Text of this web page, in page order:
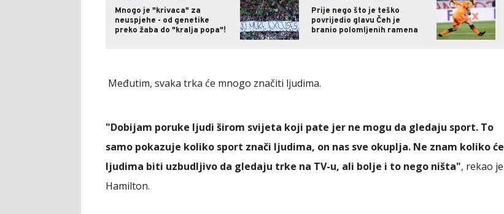
Mnogo je "krivaca" za
neuspjehe - od genetike
preko žaba do "kralja popa"!
Prije nego što je teško
povrijedio glavu Čeh je
branio polomljenih ramena
Međutim, svaka trka će mnogo značiti ljudima.
"Dobijam poruke ljudi širom svijeta koji pate jer ne mogu da gledaju sport. To
samo pokazuje koliko sport znači ljudima, on nas sve okuplja. Ne znam koliko će
ljudima biti uzbudljivo da gledaju trke na TV-u, ali bolje i to nego ništa", rekao je
Hamilton.